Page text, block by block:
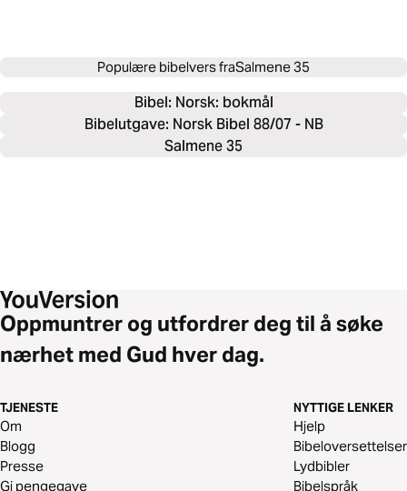
Populære bibelvers fraSalmene 35
Bibel: Norsk: bokmål
Bibelutgave: Norsk Bibel 88/07 - NB
Salmene 35
Oppmuntrer og utfordrer deg til å søke
nærhet med Gud hver dag.
TJENESTE
Om
Blogg
Presse
Gi pengegave
NYTTIGE LENKER
Hjelp
Bibeloversettelser
Lydbibler
Bibelspråk